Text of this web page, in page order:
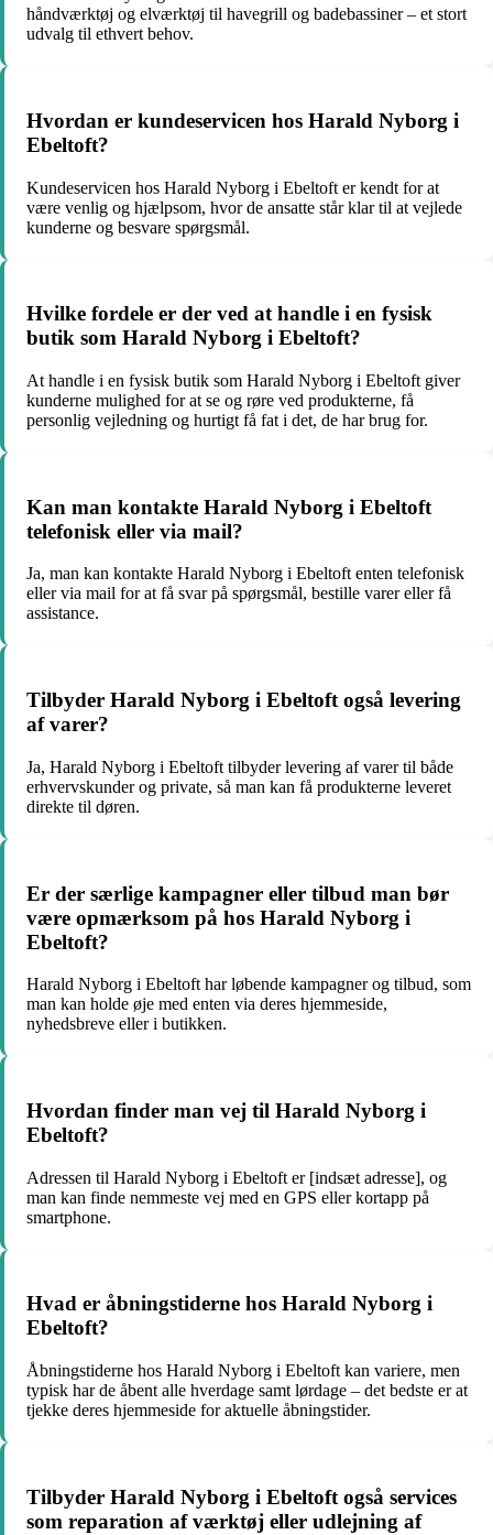
håndværktøj og elværktøj til havegrill og badebassiner – et stort
udvalg til ethvert behov.
Hvordan er kundeservicen hos Harald Nyborg i
Ebeltoft?
Kundeservicen hos Harald Nyborg i Ebeltoft er kendt for at
være venlig og hjælpsom, hvor de ansatte står klar til at vejlede
kunderne og besvare spørgsmål.
Hvilke fordele er der ved at handle i en fysisk
butik som Harald Nyborg i Ebeltoft?
At handle i en fysisk butik som Harald Nyborg i Ebeltoft giver
kunderne mulighed for at se og røre ved produkterne, få
personlig vejledning og hurtigt få fat i det, de har brug for.
Kan man kontakte Harald Nyborg i Ebeltoft
telefonisk eller via mail?
Ja, man kan kontakte Harald Nyborg i Ebeltoft enten telefonisk
eller via mail for at få svar på spørgsmål, bestille varer eller få
assistance.
Tilbyder Harald Nyborg i Ebeltoft også levering
af varer?
Ja, Harald Nyborg i Ebeltoft tilbyder levering af varer til både
erhvervskunder og private, så man kan få produkterne leveret
direkte til døren.
Er der særlige kampagner eller tilbud man bør
være opmærksom på hos Harald Nyborg i
Ebeltoft?
Harald Nyborg i Ebeltoft har løbende kampagner og tilbud, som
man kan holde øje med enten via deres hjemmeside,
nyhedsbreve eller i butikken.
Hvordan finder man vej til Harald Nyborg i
Ebeltoft?
Adressen til Harald Nyborg i Ebeltoft er [indsæt adresse], og
man kan finde nemmeste vej med en GPS eller kortapp på
smartphone.
Hvad er åbningstiderne hos Harald Nyborg i
Ebeltoft?
Åbningstiderne hos Harald Nyborg i Ebeltoft kan variere, men
typisk har de åbent alle hverdage samt lørdage – det bedste er at
tjekke deres hjemmeside for aktuelle åbningstider.
Tilbyder Harald Nyborg i Ebeltoft også services
som reparation af værktøj eller udlejning af